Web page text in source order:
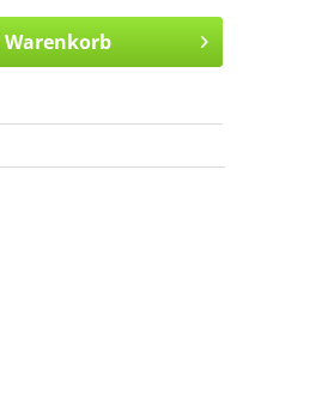
Warenkorb